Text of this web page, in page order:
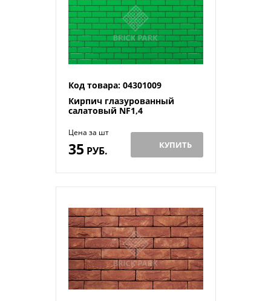
Код товара: 04301009
Кирпич глазурованный
салатовый NF1,4
Цена за шт
35 РУБ. КУПИТЬ